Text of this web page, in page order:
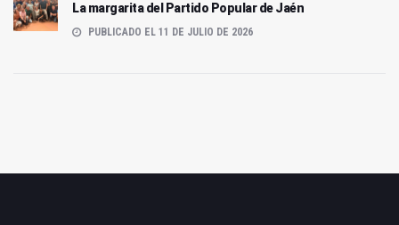
La margarita del Partido Popular de Jaén
PUBLICADO EL 11 DE JULIO DE 2026